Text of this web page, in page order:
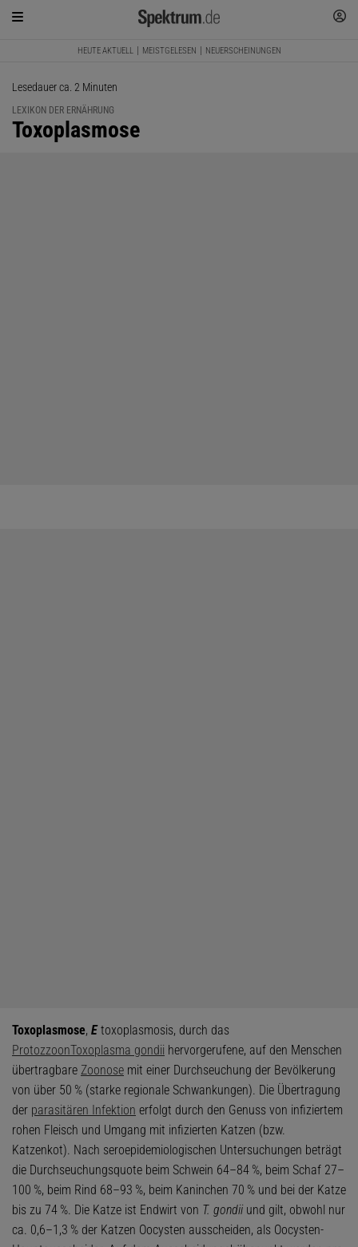
HEUTE AKTUELL MEISTGELESEN NEUERSCHEINUNGEN
Lesedauer ca. 2 Minuten
LEXIKON DER ERNÄHRUNG
:
Toxoplasmose
Toxoplasmose, Etoxoplasmosis, durch das
ProtozzoonToxoplasma gondii hervorgerufene, auf den Menschen
übertragbare Zoonose mit einer Durchseuchung der Bevölkerung
von über 50 % (starke regionale Schwankungen). Die Übertragung
der parasitären Infektion erfolgt durch den Genuss von infiziertem
rohen Fleisch und Umgang mit infizierten Katzen (bzw.
Katzenkot). Nach seroepidemiologischen Untersuchungen beträgt
die Durchseuchungsquote beim Schwein 64–84 %, beim Schaf 27–
100 %, beim Rind 68–93 %, beim Kaninchen 70 % und bei der Katze
bis zu 74 %. Die Katze ist Endwirt von T. gondii und gilt, obwohl nur
ca. 0,6–1,3 % der Katzen Oocysten ausscheiden, als Oocysten-